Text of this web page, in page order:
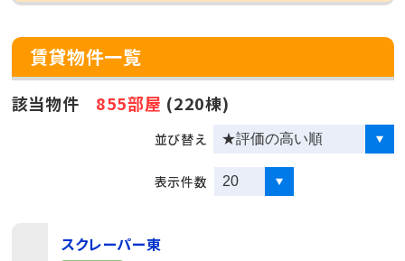
賃貸物件一覧
該当物件 855部屋 (220棟)
並び替え
表示件数
スクレーパー東